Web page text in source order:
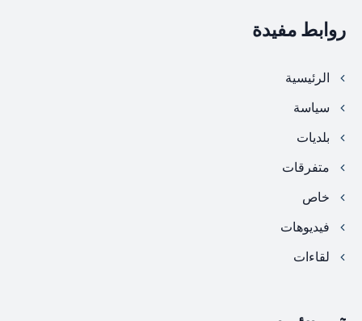
روابط مفيدة
الرئيسية
سياسة
بلديات
متفرقات
خاص
فيديوهات
لقاءات